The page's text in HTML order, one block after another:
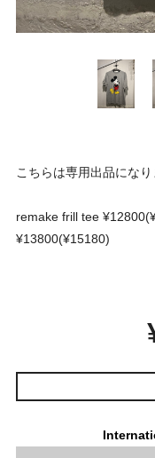
こちらは専用出品になり
remake frill tee
¥13800(¥15180)